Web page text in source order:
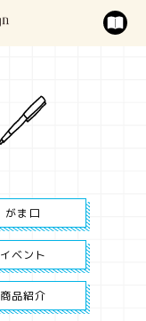
がま口
イベント
商品紹介